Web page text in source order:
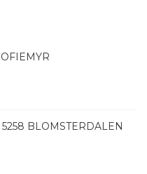
BLOMSTERDALEN